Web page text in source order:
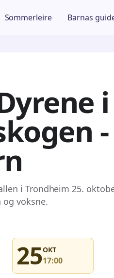
Sommerleire Barnas
i
-
i Trondheim 25.
voksne.
25OKT
17:00